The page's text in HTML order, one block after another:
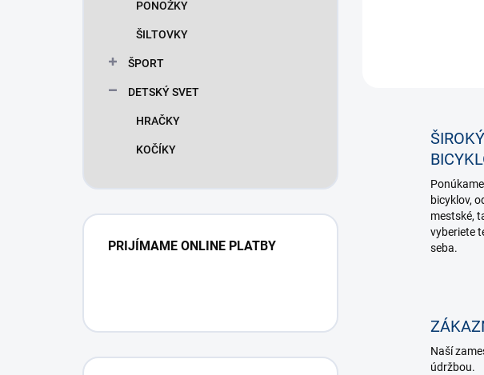
PONOŽKY
ŠILTOVKY
ŠPORT
DETSKÝ SVET
HRAČKY
KOČÍKY
PRIJÍMAME ONLINE PLATBY
bicyklov,
mestské,
vyberiete
seba.
Naší
údržbou.